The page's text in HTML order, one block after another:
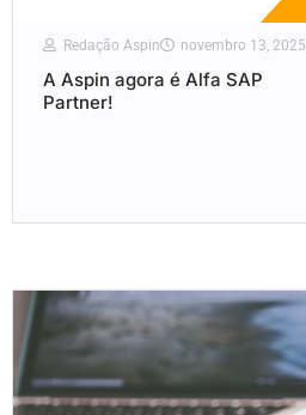
Redação Aspin novembro 13, 2025
A Aspin agora é Alfa SAP
Partner!